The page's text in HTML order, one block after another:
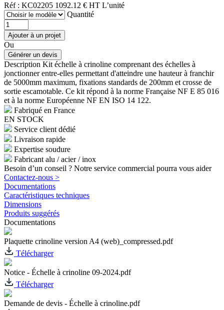
Réf : KC02205 1092.12 € HT L’unité
Quantité
Ou
Description Kit échelle à crinoline comprenant des échelles à
jonctionner entre-elles permettant d'atteindre une hauteur à franchir
de 5000mm maximum, fixations standards de 200mm et crosse de
sortie escamotable. Ce kit répond à la norme Française NF E 85 016
et à la norme Européenne NF EN ISO 14 122.
Fabriqué en France
EN STOCK
Service client dédié
Livraison rapide
Expertise soudure
Fabricant alu / acier / inox
Besoin d’un conseil ? Notre service commercial pourra vous aider
Contactez-nous >
Documentations
Caractéristiques techniques
Dimensions
Produits suggérés
Documentations
Plaquette crinoline version A4 (web)_compressed.pdf
Télécharger
Notice - Échelle à crinoline 09-2024.pdf
Télécharger
Demande de devis - Échelle à crinoline.pdf